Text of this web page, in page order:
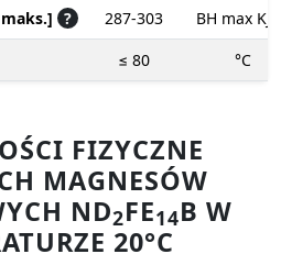
? 287-303
BH max
≤ 80 °C
FIZYCZNE
MAGNESÓW
ND2FE14B W
20°C